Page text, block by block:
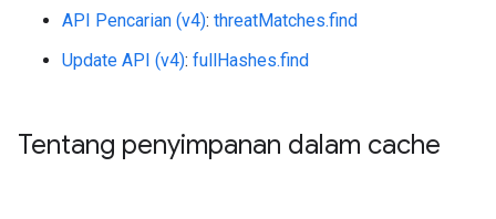
API Pencarian (v4): threatMatches.find
Update API (v4): fullHashes.find
Tentang penyimpanan dalam cache